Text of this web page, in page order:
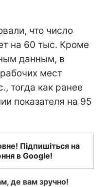
что число
на 60 тыс. Кроме
данным, в
мест
тогда как ранее
показателя на 95
Підпишіться на
в Google!
де вам зручно!